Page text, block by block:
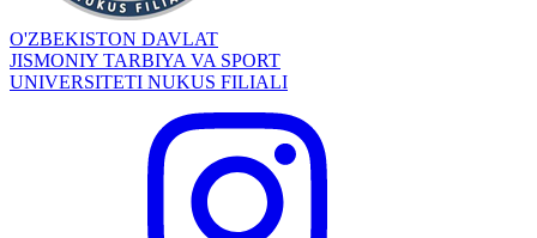
O'ZBEKISTON DAVLAT
JISMONIY TARBIYA VA SPORT
UNIVERSITETI NUKUS FILIALI